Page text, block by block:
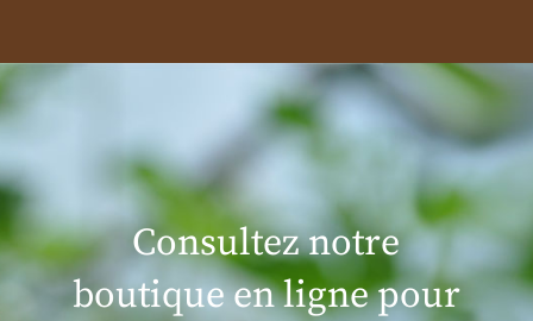
Consultez notre
boutique en ligne pour